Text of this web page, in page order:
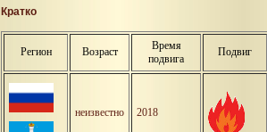
Кратко
Регион Возраст
Время
подвига
Подвиг
неизвестно 2018